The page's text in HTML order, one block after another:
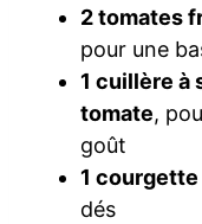
2 tomates
pour une
1 cuillère à
tomate,
goût
1
dés